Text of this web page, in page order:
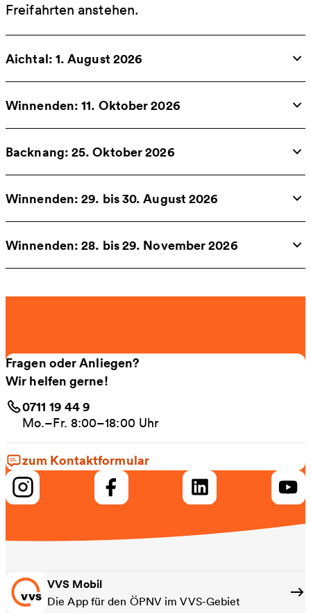
Freifahrten anstehen.
Aichtal: 1. August 2026
Winnenden: 11. Oktober 2026
Backnang: 25. Oktober 2026
Winnenden: 29. bis 30. August 2026
Winnenden: 28. bis 29. November 2026
Fragen oder Anliegen?
Wir helfen gerne!
0711 19 44 9
Mo.–Fr. 8:00–18:00 Uhr
zum Kontaktformular
VVS Mobil
Die App für den ÖPNV im VVS-Gebiet